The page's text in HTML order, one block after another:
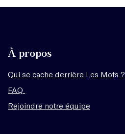
À propos
Qui se cache derrière Les Mots ?
FAQ
Rejoindre notre équipe